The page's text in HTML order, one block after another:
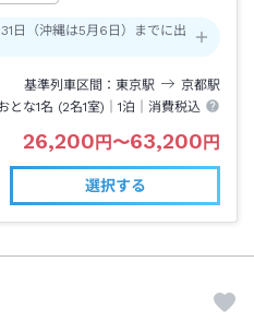
（沖縄は5月6日）までに出
基準列車区間 東京駅 京都駅
とな1名 (2名1室)｜1泊 ｜消費税込
26,200円〜63,200円
選択する